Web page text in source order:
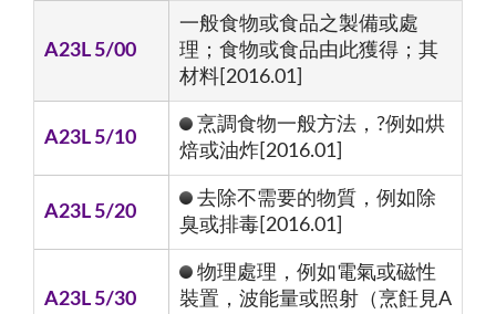
A23L 5/00
一般食物或食品之製備或處
理；食物或食品由此獲得；其
材料[2016.01]
A23L 5/10
烹調食物一般方法，?例如烘
焙或油炸[2016.01]
A23L 5/20
去除不需要的物質，例如除
臭或排毒[2016.01]
A23L 5/30
物理處理，例如電氣或磁性
裝置，波能量或照射（烹飪見A